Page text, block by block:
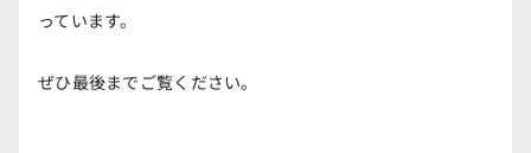
っています。
ぜひ最後までご覧ください。